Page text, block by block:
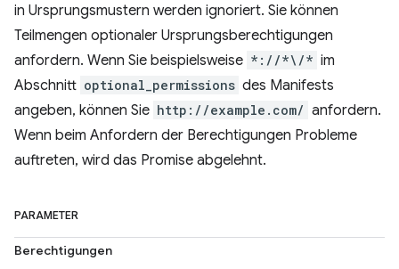
in Ursprungsmustern werden ignoriert. Sie können
Teilmengen optionaler Ursprungsberechtigungen
anfordern. Wenn Sie beispielsweise *://*\/* im
Abschnitt optional_permissions des Manifests
angeben, können Sie http://example.com/ anfordern.
Wenn beim Anfordern der Berechtigungen Probleme
auftreten, wird das Promise abgelehnt.
PARAMETER
Berechtigungen